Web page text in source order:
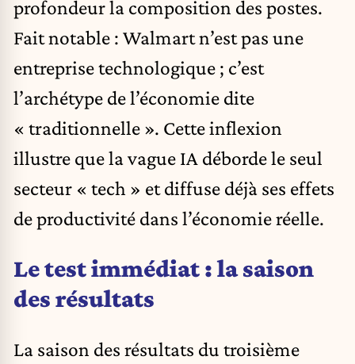
profondeur la composition des postes.
Fait notable : Walmart n’est pas une
entreprise technologique ; c’est
l’archétype de l’économie dite
« traditionnelle ». Cette inflexion
illustre que la vague IA déborde le seul
secteur « tech » et diffuse déjà ses effets
de productivité dans l’économie réelle.
Le test immédiat : la saison
des résultats
La saison des résultats du troisième